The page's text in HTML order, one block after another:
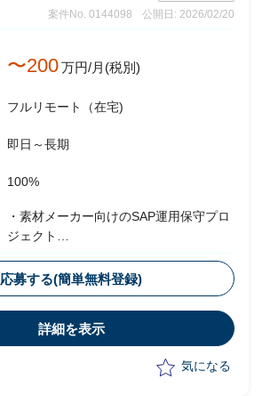
案件No. 0144098
公開日: 2026/02/20
〜200万円/月(税別)
フルリモート（在宅)
即日～長期
100%
・素材メーカー向けのSAP運用保守プロ
ジェクト
・運用に伴うスコープ拡大として、現状
は以下の業務を実施予定
-顧客フェイシングにおける要件整理
-若手社員への指導
応募する(簡単無料登録)
詳細を表示
気になる